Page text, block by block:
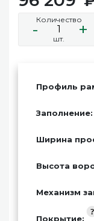
Количество
- +
шт.
Профиль
Заполнение:
Ширина
Высота
Механизм
Покрытие: